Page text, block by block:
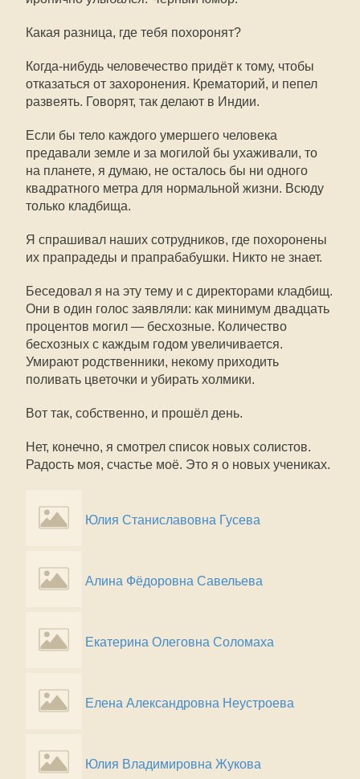
Какая разница, где тебя похоронят?
Когда-нибудь человечество придёт к тому, чтобы
отказаться от захоронения. Крематорий, и пепел
развеять. Говорят, так делают в Индии.
Если бы тело каждого умершего человека
предавали земле и за могилой бы ухаживали, то
на планете, я думаю, не осталось бы ни одного
квадратного метра для нормальной жизни. Всюду
только кладбища.
Я спрашивал наших сотрудников, где похоронены
их прапрадеды и прапрабабушки. Никто не знает.
Беседовал я на эту тему и с директорами кладбищ.
Они в один голос заявляли: как минимум двадцать
процентов могил — бесхозные. Количество
бесхозных с каждым годом увеличивается.
Умирают родственники, некому приходить
поливать цветочки и убирать холмики.
Вот так, собственно, и прошёл день.
Нет, конечно, я смотрел список новых солистов.
Радость моя, счастье моё. Это я о новых учениках.
Юлия Станиславовна Гусева
Алина Фёдоровна Савельева
Екатерина Олеговна Соломаха
Елена Александровна Неустроева
Юлия Владимировна Жукова